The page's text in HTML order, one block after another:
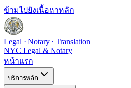
ข้ามไปยังเนื้อหาหลัก
Legal · Notary · Translation
NYC Legal & Notary
หน้าแรก
บริการหลัก